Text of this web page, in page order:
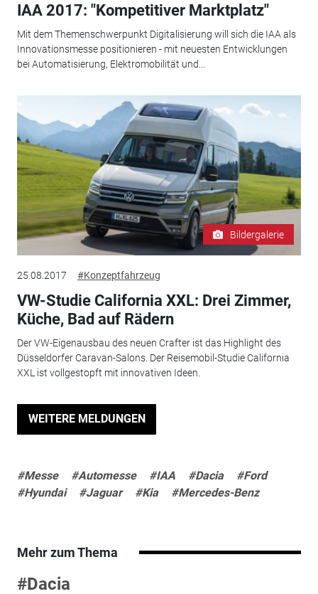
IAA 2017: "Kompetitiver Marktplatz"
Mit dem Themenschwerpunkt Digitalisierung will sich die IAA als
Innovationsmesse positionieren - mit neuesten Entwicklungen
bei Automatisierung, Elektromobilität und...
Bildergalerie
25.08.2017 #Konzeptfahrzeug
VW-Studie California XXL: Drei Zimmer,
Küche, Bad auf Rädern
Der VW-Eigenausbau des neuen Crafter ist das Highlight des
Düsseldorfer Caravan-Salons. Der Reisemobil-Studie California
XXL ist vollgestopft mit innovativen Ideen.
WEITERE MELDUNGEN
#Messe #Automesse #IAA #Dacia
#Ford
#Hyundai
#Jaguar #Kia #Mercedes-Benz
Mehr zum Thema
#Dacia